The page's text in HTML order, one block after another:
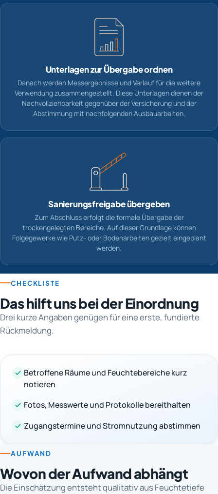
Unterlagen zur Übergabe ordnen
Danach werden Messergebnisse und Verlauf für die weitere
Verwendung zusammengestellt. Diese Unterlagen dienen der
Nachvollziehbarkeit gegenüber der Versicherung und der
Abstimmung mit nachfolgenden Ausbauarbeiten.
Sanierungsfreigabe übergeben
Zum Abschluss erfolgt die formale Übergabe der
trockengelegten Bereiche. Auf dieser Grundlage können
Folgegewerke wie Putz- oder Bodenarbeiten gezielt eingeplant
werden.
CHECKLISTE
Das hilft uns bei der Einordnung
Drei kurze Angaben genügen für eine erste, fundierte
Rückmeldung.
Betroffene Räume und Feuchtebereiche kurz
notieren
Fotos, Messwerte und Protokolle bereithalten
Zugangstermine und Stromnutzung abstimmen
AUFWAND
Wovon der Aufwand abhängt
Die Einschätzung entsteht qualitativ aus Feuchtetiefe